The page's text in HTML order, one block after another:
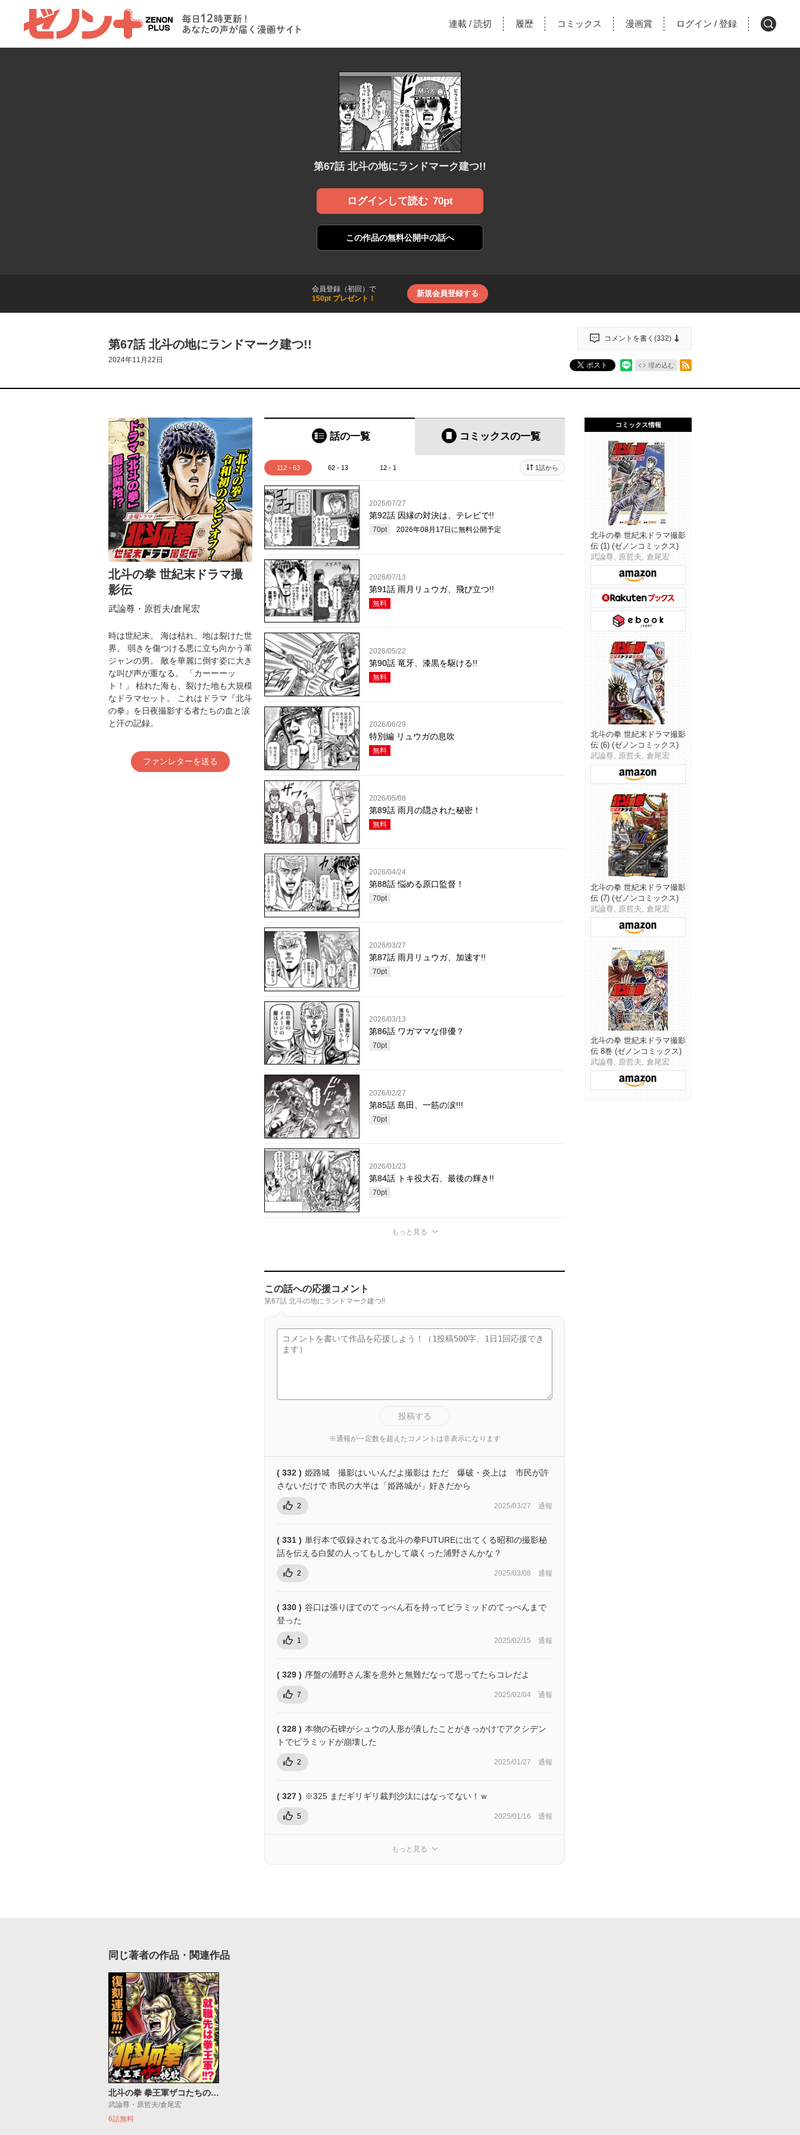
ゼノンプラス
毎日12時更新！あな
連載 / 読切 履歴 コミックス 漫画賞 ログイン / 登録 検
第67話 北斗の地にランドマーク建つ!!
ログインして読む 70pt
この作品の無料公開中の話へ
会員登録（初回）で
150pt プレゼント！
新規会員登録する
第67話 北斗の地にランドマーク建つ!!
2024年11月22日
コメントを書く(332)
ポスト 埋め込む
北斗の拳 世紀末ドラマ撮
影伝
武論尊・原哲夫/倉尾宏
時は世紀末。 海は枯れ、地は裂けた世
界。 弱きを傷つける悪に立ち向かう革
ジャンの男。 敵を華麗に倒す姿に大き
な叫び声が重なる。 「カーーーッ
ト！」 枯れた海も、裂けた地も大規模
なドラマセット。 これはドラマ『北斗
の拳』を日夜撮影する者たちの血と涙
と汗の記録。
ファンレターを送る
話の一覧 コミックスの一覧
112 - 63 62 - 13 12 - 1 1話から
2026/07/27
第92話 因縁の対決は、テレビで!!
70pt 2026年08月17日 に無料公開予定
2026/07/13
第91話 雨月リュウガ、飛び立つ!!
無料
2026/05/22
第90話 竜牙、漆黒を駆ける!!
無料
2026/06/29
特別編 リュウガの息吹
無料
2026/05/08
第89話 雨月の隠された秘密！
無料
2026/04/24
第88話 悩める原口監督！
70pt
2026/03/27
第87話 雨月リュウガ、加速す!!
70pt
2026/03/13
第86話 ワガママな俳優？
70pt
2026/02/27
第85話 島田、一筋の涙!!!
70pt
2026/01/23
第84話 トキ役大石、最後の輝き!!
70pt
もっと見る
この話への応援コメント
第67話 北斗の地にランドマーク建つ!!
投稿する
※通報が一定数を超えたコメントは非表示になります
( 332 ) 姫路城 撮影はいいんだよ撮影は ただ 爆破・炎上は 市民が許
さないだけで 市民の大半は「姫路城が」好きだから
2 2025/03/27 通報
( 331 ) 単行本で収録されてる北斗の拳FUTUREに出てくる昭和の撮影秘
話を伝える白髪の人ってもしかして歳くった浦野さんかな？
2 2025/03/08 通報
( 330 ) 谷口は張りぼてのてっぺん石を持ってピラミッドのてっぺんまで
登った
1 2025/02/15 通報
( 329 ) 序盤の浦野さん案を意外と無難だなって思ってたらコレだよ
7 2025/02/04 通報
( 328 ) 本物の石碑がシュウの人形が潰したことがきっかけでアクシデン
トでピラミッドが崩壊した
2 2025/01/27 通報
( 327 ) ※325 まだギリギリ裁判沙汰にはなってない！ｗ
5 2025/01/16 通報
もっと見る
コミックス情報
北斗の拳 世紀末ドラマ撮影
伝 (1) (ゼノンコミックス)
武論尊, 原哲夫, 倉尾宏
北斗の拳 世紀末ドラマ撮影
伝 (6) (ゼノンコミックス)
武論尊, 原哲夫, 倉尾宏
北斗の拳 世紀末ドラマ撮影
伝 (7) (ゼノンコミックス)
武論尊, 原哲夫, 倉尾宏
北斗の拳 世紀末ドラマ撮影
伝 8巻 (ゼノンコミックス)
武論尊, 原哲夫, 倉尾宏
同じ著者の作品・関連作品
北斗の拳 拳王軍ザコたちの挽歌
武論尊・原哲夫/倉尾宏
6話無料